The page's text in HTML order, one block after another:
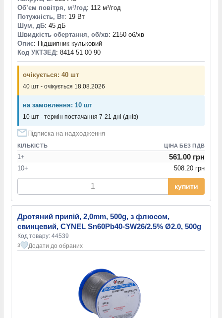
Об’єм повітря, м³/год: 112 м³/год
Потужність, Вт: 19 Вт
Шум, дБ: 45 дБ
Швидкість обертання, об/хв: 2150 об/хв
Опис: Підшипник кульковий
Код УКТЗЕД: 8414 51 00 90
очікується: 40 шт
40 шт - очікується 18.08.2026
на замовлення: 10 шт
10 шт - термін постачання 7-21 дні (днів)
Підписка на надходження
КІЛЬКІСТЬ ЦІНА БЕЗ ПДВ
1+ 561.00 грн
10+ 508.20 грн
купити
Дротяний припій, 2,0mm, 500g, з флюсом,
свинцевий, CYNEL Sn60Pb40-SW26/2.5% Ø2.0, 500g
Код товару: 44539
3 Додати до обраних